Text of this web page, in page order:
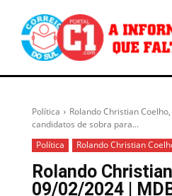
Política
Rolando Christian
candidatos de sobra para...
Política
Rolando Christian
Rolando
09/02/2024 |